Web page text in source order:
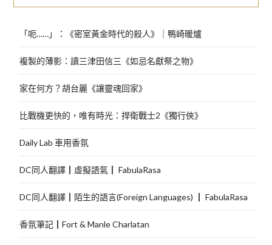
「呃……」：《密室黃金時代的殺人》｜鴨崎暖爐
複製的薄影：讀三津田信三《如忌名獻祭之物》
家在何方？胡台麗《讓靈魂回家》
比戰機更快的，唯有時光：捍衛戰士2《獨行俠》
Daily Lab 車用香氛
DC同人翻譯┃虛擬語氣┃ FabulaRasa
DC同人翻譯┃陌生的語言(Foreign Languages) ┃ FabulaRasa
香氛筆記┃Fort & Manle Charlatan